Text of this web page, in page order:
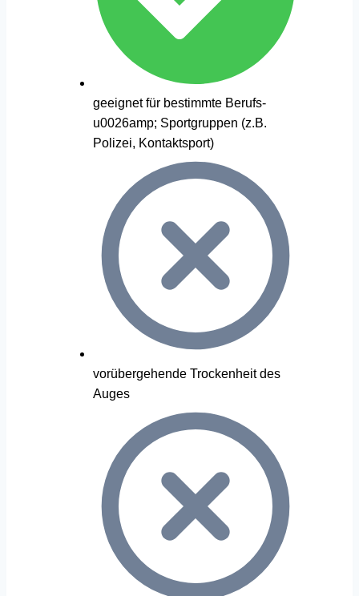
geeignet für bestimmte Berufs-
u0026amp; Sportgruppen (z.B.
Polizei, Kontaktsport)
vorübergehende Trockenheit des
Auges